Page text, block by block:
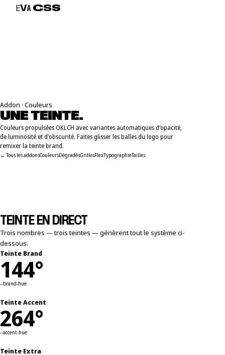
EVA CSS
Addon · Couleurs
UNE TEINTE.
Couleurs propulsées OKLCH avec variantes automatiques d'opacité,
de luminosité et d'obscurité. Faites glisser les balles du logo pour
remixer la teinte brand.
← Tous les addonsCouleursDégradésGrillesFlexTypographieTailles
TEINTE EN DIRECT
Trois nombres — trois teintes — génèrent tout le système ci-
dessous.
Teinte Brand
144°
--brand-hue
Teinte Accent
264°
--accent-hue
Teinte Extra